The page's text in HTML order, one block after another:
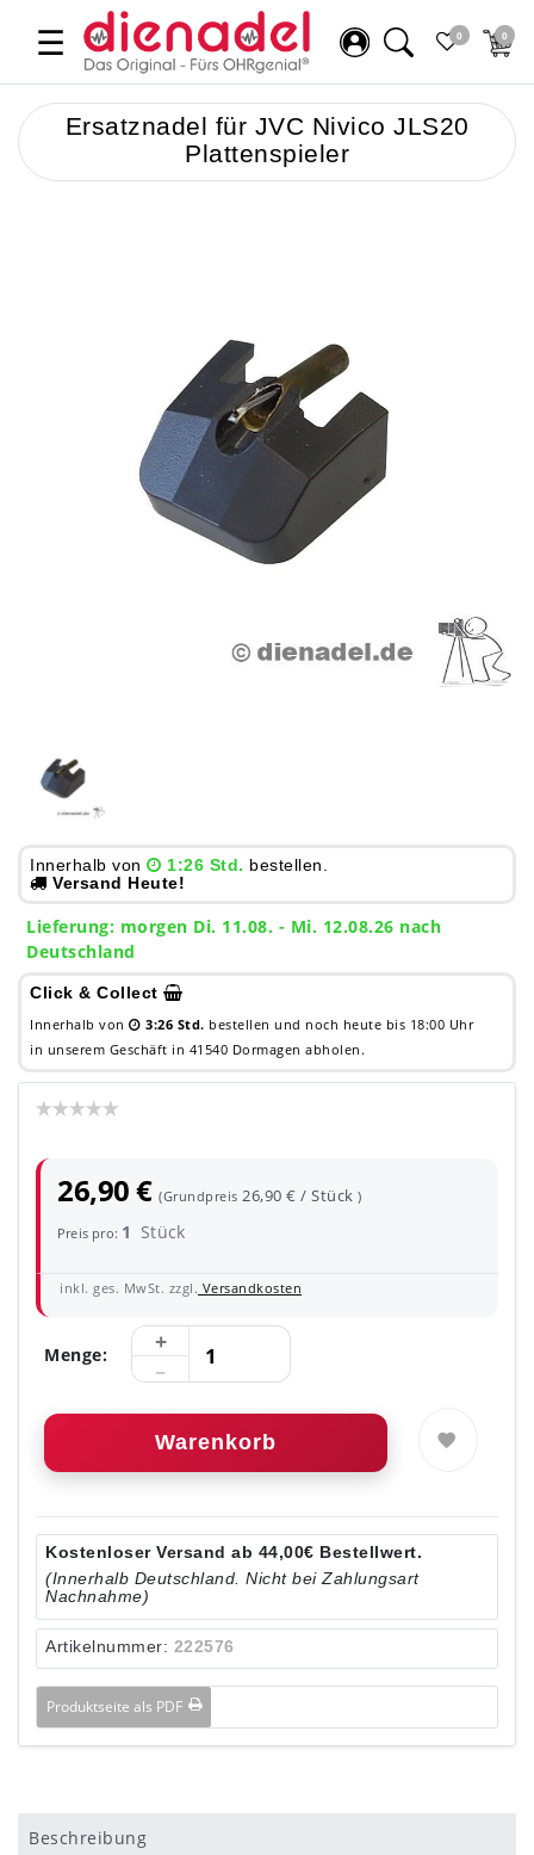
☰ 0 0
Ersatznadel für JVC Nivico JLS20
Plattenspieler
Innerhalb von 1:26 Std. bestellen.
Versand Heute!
Lieferung: morgen Di. 11.08. - Mi. 12.08.26 nach
Deutschland
Click & Collect
Innerhalb von 3:26 Std. bestellen und noch heute bis 18:00 Uhr
in unserem Geschäft in 41540 Dormagen abholen.
26,90 €(Grundpreis26,90 € / Stück)
Preis pro: 1 Stück
inkl. ges. MwSt. zzgl. Versandkosten
Menge:
Warenkorb
Kostenloser Versand ab 44,00€ Bestellwert.
(Innerhalb Deutschland. Nicht bei Zahlungsart
Nachnahme)
Artikelnummer: 222576
Produktseite als PDF
Beschreibung